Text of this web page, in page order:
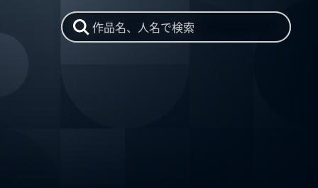
作品名、人名で検索